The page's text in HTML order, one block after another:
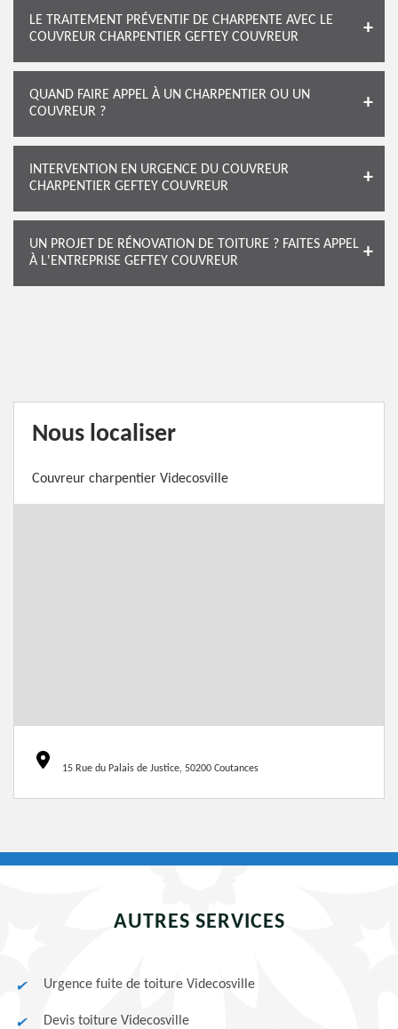
LE TRAITEMENT PRÉVENTIF DE CHARPENTE AVEC LE
COUVREUR CHARPENTIER GEFTEY COUVREUR
QUAND FAIRE APPEL À UN CHARPENTIER OU UN
COUVREUR ?
INTERVENTION EN URGENCE DU COUVREUR
CHARPENTIER GEFTEY COUVREUR
UN PROJET DE RÉNOVATION DE TOITURE ? FAITES APPEL
À L'ENTREPRISE GEFTEY COUVREUR
Nous localiser
Couvreur charpentier Videcosville
15 Rue du Palais de Justice, 50200 Coutances
AUTRES SERVICES
Urgence fuite de toiture Videcosville
Devis toiture Videcosville